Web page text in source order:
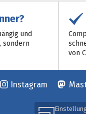
und
sondern
von
Instagram